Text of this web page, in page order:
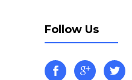
Follow Us